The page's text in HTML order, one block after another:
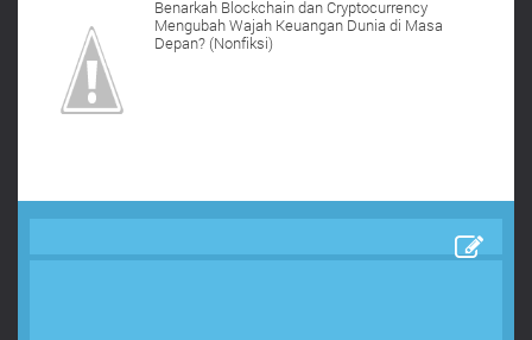
Benarkah Blockchain dan Cryptocurrency
Mengubah Wajah Keuangan Dunia di Masa
Depan? (Nonfiksi)